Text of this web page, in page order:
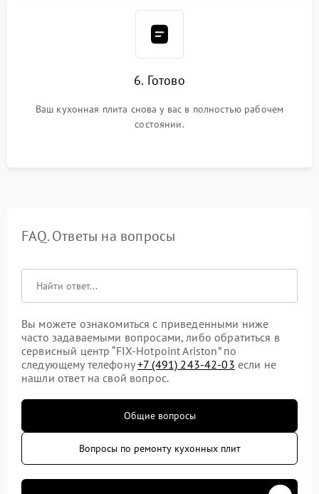
6. Готово
Ваш кухонная плита снова у вас в полностью рабочем
состоянии.
FAQ. Ответы на вопросы
Вы можете ознакомиться с приведенными ниже
часто задаваемыми вопросами, либо обратиться в
сервисный центр “FIX-Hotpoint Ariston” по
следующему телефону+7 (491) 243-42-03 если не
нашли ответ на свой вопрос.
Общие вопросы
Вопросы по ремонту кухонных плит